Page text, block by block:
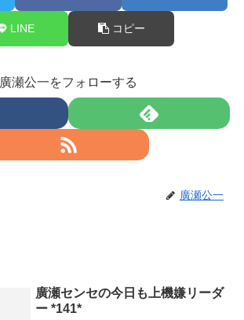
LINE コピー
廣瀬公一をフォローする
廣瀬公一
廣瀬センセの今日も上機嫌リーダ
ー *141*